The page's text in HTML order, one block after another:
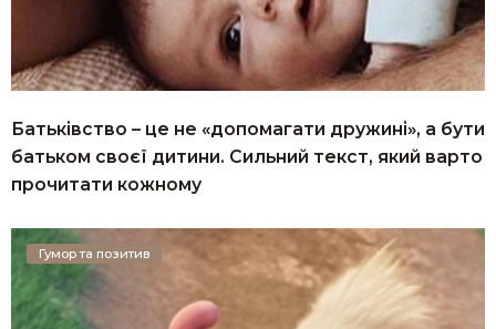
Батьківство – це не «допомагати дружині», а бути
батьком своєї дитини. Сильний текст, який варто
прочитати кожному
Гумор та позитив